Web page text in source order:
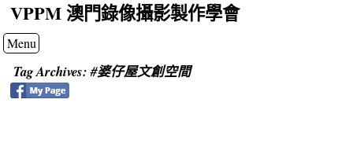
VPPM 澳門錄像攝影製作學會
Menu
Tag Archives:#婆仔屋文創空間